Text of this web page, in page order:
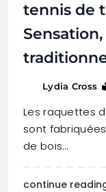
tennis de
Lydia Cross
Les raquettes
sont
de bois…
continue